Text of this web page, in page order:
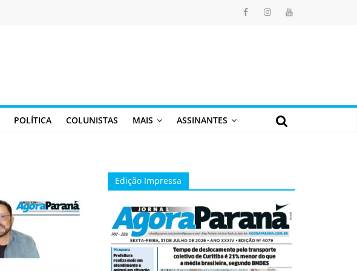
POLÍTICA COLUNISTAS MAIS ASSINANTES
Edição Impressa